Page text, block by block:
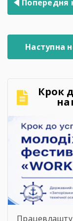
записів
Попередня
Наступна
Крок